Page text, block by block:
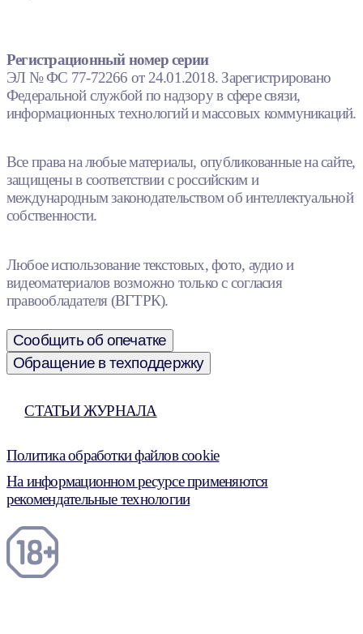
Регистрационный номер серии
ЭЛ № ФС 77-72266 от 24.01.2018. Зарегистрировано
Федеральной службой по надзору в сфере связи,
информационных технологий и массовых коммуникаций.
Все права на любые материалы, опубликованные на сайте,
защищены в соответствии с российским и
международным законодательством об интеллектуальной
собственности.
Любое использование текстовых, фото, аудио и
видеоматериалов возможно только с согласия
правообладателя (ВГТРК).
Сообщить об опечатке
Обращение в техподдержку
СТАТЬИ ЖУРНАЛА
Политика обработки файлов cookie
На информационном ресурсе применяются
рекомендательные технологии